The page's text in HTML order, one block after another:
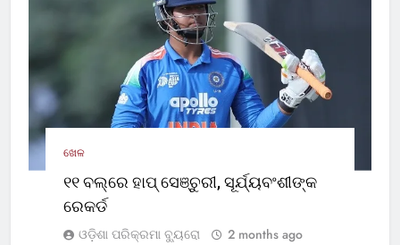
ଖେଳ
୧୧ ବଲ୍‌ରେ ହାପ୍ ସେଞ୍ଚୁରୀ, ସୂର୍ଯ୍ୟବଂଶୀଙ୍କ
ରେକର୍ଡ
ଓଡ଼ିଶା ପରିକ୍ରମା ବ୍ୟୁରୋ
2 months ago